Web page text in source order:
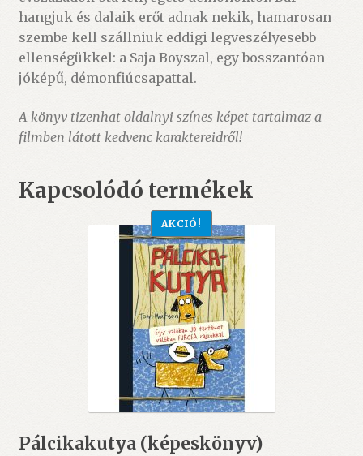
hangjuk és dalaik erőt adnak nekik, hamarosan
szembe kell szállniuk eddigi legveszélyesebb
ellenségükkel: a Saja Boyszal, egy bosszantóan
jóképű, démonfiúcsapattal.
A könyv tizenhat oldalnyi színes képet tartalmaz a
filmben látott kedvenc karaktereidről!
Kapcsolódó termékek
Pálcikakutya (képeskönyv)
AKCIÓ!